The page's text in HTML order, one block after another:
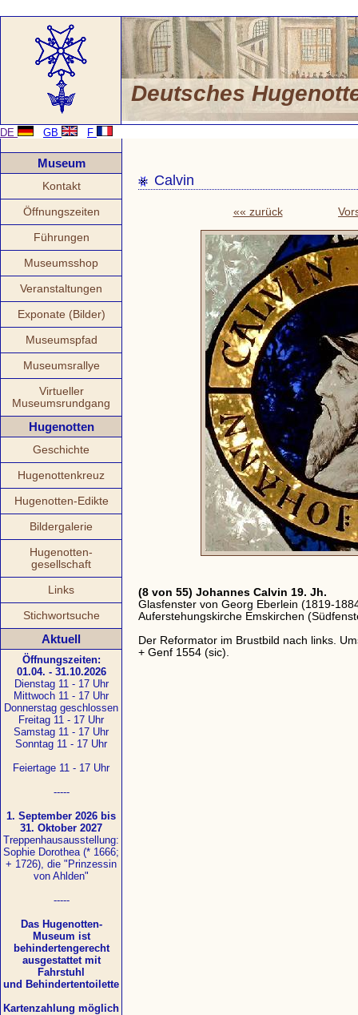
Deutsches
DE GB F
Museum
Kontakt
Öffnungszeiten
Führungen
Museumsshop
Veranstaltungen
Exponate (Bilder)
Museumspfad
Museumsrallye
Virtueller
Museumsrundgang
Hugenotten
Geschichte
Hugenottenkreuz
Hugenotten-Edikte
Bildergalerie
Hugenotten-
gesellschaft
Links
Stichwortsuche
Aktuell
Öffnungszeiten:
01.04. - 31.10.2026
Dienstag 11 - 17 Uhr
Mittwoch 11 - 17 Uhr
Donnerstag geschlossen
Freitag 11 - 17 Uhr
Samstag 11 - 17 Uhr
Sonntag 11 - 17 Uhr
Feiertage 11 - 17 Uhr
-----
1. September 2026 bis
31. Oktober 2027
Treppenhausausstellung:
Sophie Dorothea (* 1666;
+ 1726), die "Prinzessin
von Ahlden"
-----
Das Hugenotten-
Museum ist
behindertengerecht
ausgestattet mit
Fahrstuhl
und Behindertentoilette
Kartenzahlung möglich
Calvin
«« zurück
(8 von 55) Johannes Calvin 19. Jh.
Glasfenster von Georg Eberlein (1819-
Auferstehungskirche Emskirchen
Der Reformator im Brustbild nach links.
+ Genf 1554 (sic).